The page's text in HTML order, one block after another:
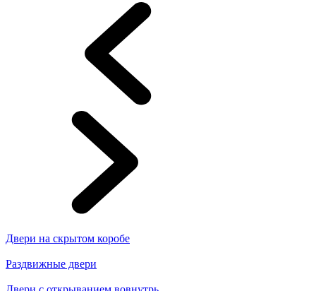
Двери на скрытом коробе
Раздвижные двери